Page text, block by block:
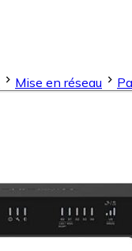
Mise en réseau